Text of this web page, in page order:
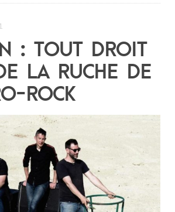
: TOUT DROIT
LA RUCHE DE
ROCK